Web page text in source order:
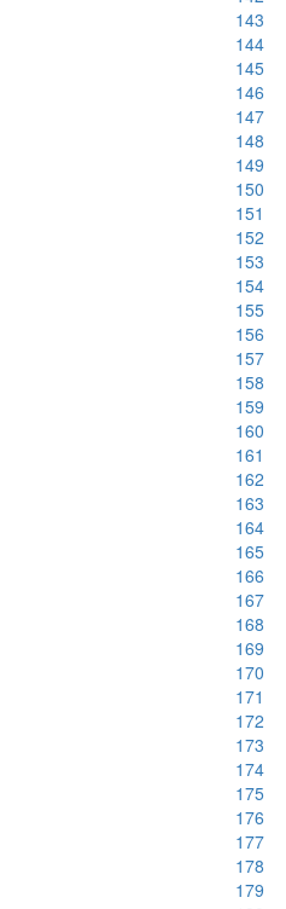
143
144
145
146
147
148
149
150
151
152
153
154
155
156
157
158
159
160
161
162
163
164
165
166
167
168
169
170
171
172
173
174
175
176
177
178
179